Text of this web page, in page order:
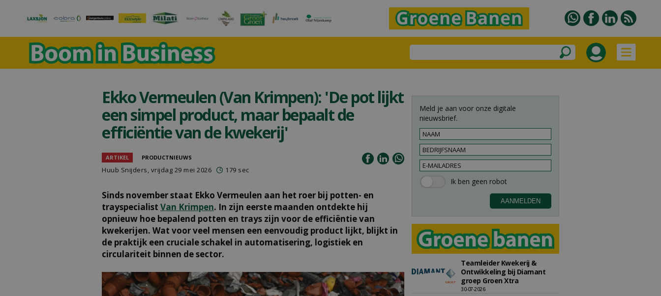
Ekko Vermeulen (Van Krimpen): 'De pot lijkt
een simpel product, maar bepaalt de
efficiëntie van de kwekerij'
ARTIKEL PRODUCTNIEUWS
Huub Snijders, vrijdag 29 mei 2026 179 sec
Sinds november staat Ekko Vermeulen aan het roer bij potten- en
trayspecialist Van Krimpen. In zijn eerste maanden ontdekte hij
opnieuw hoe bepalend potten en trays zijn voor de efficiëntie van
kwekerijen. Wat voor veel mensen een eenvoudig product lijkt, blijkt in
de praktijk een cruciale schakel in automatisering, logistiek en
circulariteit binnen de sector.
Meld je aan voor onze digitale
nieuwsbrief.
Teamleider Kwekerij &
Ontwikkeling bij Diamant
groep Groen Xtra
30-07-2026